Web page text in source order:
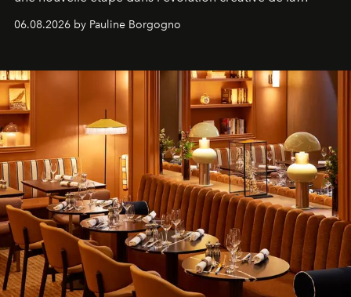
06.08.2026 by Pauline Borgogno